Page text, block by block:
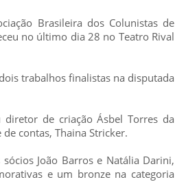
Brasileira dos Colunistas de
no último dia 28 no Teatro Rival
trabalhos finalistas na disputada
de criação Ásbel Torres da
contas, Thaina Stricker.
João Barros e Natália Darini,
e um bronze na categoria